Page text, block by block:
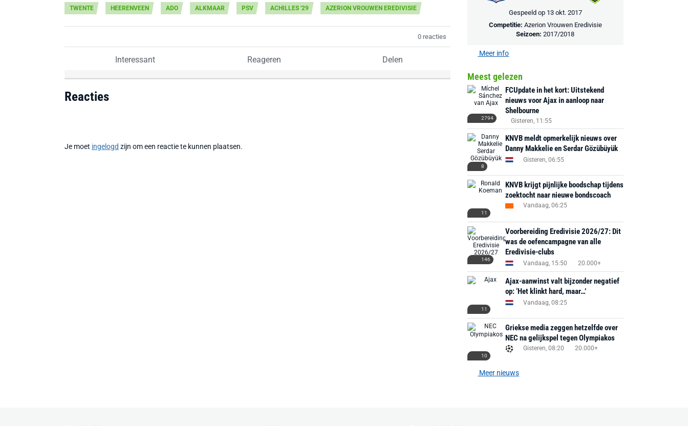
TWENTE HEERENVEEN ADO ALKMAAR PSV ACHILLES '29 AZERION VROUWEN EREDIVISIE
0 reacties
Interessant Reageren Delen
Reacties
Je moet ingelogd zijn om een reactie te kunnen plaatsen.
Gespeeld op 13 okt. 2017
Competitie: Azerion Vrouwen Eredivisie
Seizoen:2017/2018
Meer info
Meest gelezen
2794
FCUpdate in het kort: Uitstekend
nieuws voor Ajax in aanloop naar
Shelbourne
Gisteren, 11:55
8
KNVB meldt opmerkelijk nieuws over
Danny Makkelie en Serdar Gözübüyük
Gisteren, 06:55
11
KNVB krijgt pijnlijke boodschap tijdens
zoektocht naar nieuwe bondscoach
Vandaag, 06:25
146
Voorbereiding Eredivisie 2026/27: Dit
was de oefencampagne van alle
Eredivisie-clubs
Vandaag, 15:50 20.000+
11
Ajax-aanwinst valt bijzonder negatief
op: ‘Het klinkt hard, maar…’
Vandaag, 08:25
10
Griekse media zeggen hetzelfde over
NEC na gelijkspel tegen Olympiakos
Gisteren, 08:20 20.000+
Meer nieuws